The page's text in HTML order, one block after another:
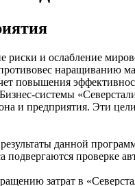
и ослабление
наращиванию
повышения
системы
и предприятия. Эти
результаты данной
подвергаются проверке
затрат в